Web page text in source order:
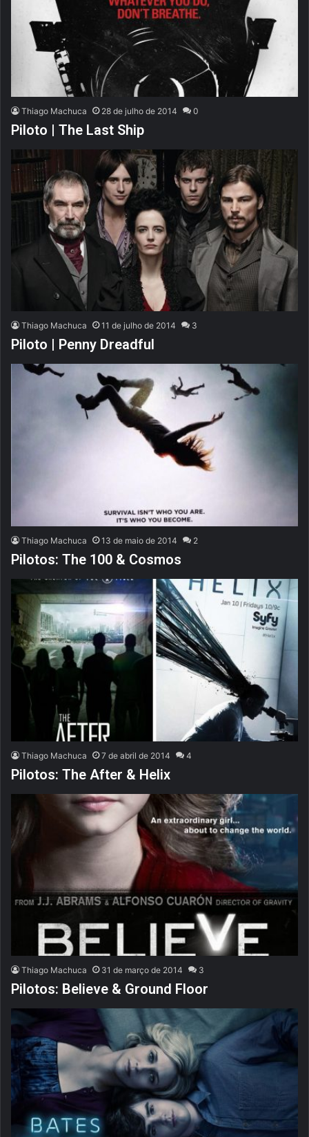
Thiago Machuca 28 de julho de 2014 0
Piloto | The Last Ship
Thiago Machuca 11 de julho de 2014 3
Piloto | Penny Dreadful
Thiago Machuca 13 de maio de 2014 2
Pilotos: The 100 & Cosmos
Thiago Machuca 7 de abril de 2014 4
Pilotos: The After & Helix
Thiago Machuca 31 de março de 2014 3
Pilotos: Believe & Ground Floor